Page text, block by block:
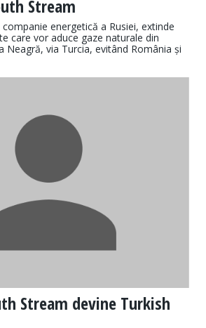
Stream
energetică a Rusiei, extinde
care vor aduce gaze naturale din
Neagră, via Turcia, evitând România și
Stream devine Turkish